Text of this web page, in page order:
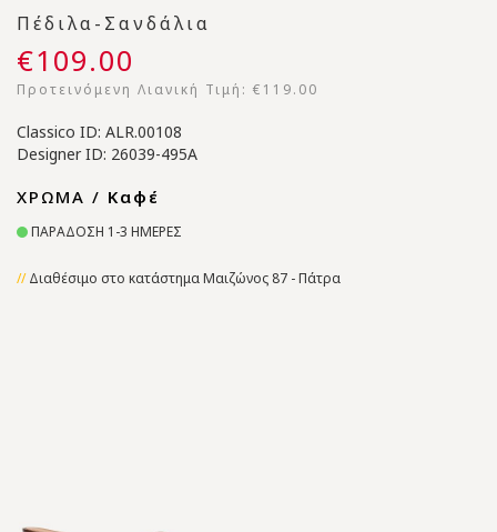
Πέδιλα-Σανδάλια
€109.00
Προτεινόμενη Λιανική Τιμή: €119.00
Classico ID: ALR.00108
Designer ID: 26039-495A
ΧΡΩΜΑ / Καφέ
ΠΑΡΑΔΟΣΗ 1-3 ΗΜΕΡΕΣ
Διαθέσιμο στο κατάστημα Μαιζώνος 87 - Πάτρα